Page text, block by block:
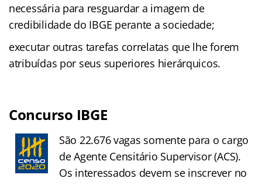
necessária para resguardar a imagem de
credibilidade do IBGE perante a sociedade;
executar outras tarefas correlatas que lhe forem
atribuídas por seus superiores hierárquicos.
Concurso IBGE
São 22.676 vagas somente para o cargo
de Agente Censitário Supervisor (ACS).
Os interessados devem se inscrever no